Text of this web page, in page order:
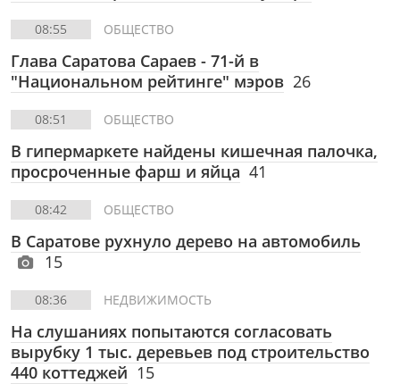
08:55 ОБЩЕСТВО
Глава Саратова Сараев - 71-й в
"Национальном рейтинге" мэров 26
08:51 ОБЩЕСТВО
В гипермаркете найдены кишечная палочка,
просроченные фарш и яйца 41
08:42 ОБЩЕСТВО
В Саратове рухнуло дерево на автомобиль
15
08:36 НЕДВИЖИМОСТЬ
На слушаниях попытаются согласовать
вырубку 1 тыс. деревьев под строительство
440 коттеджей 15